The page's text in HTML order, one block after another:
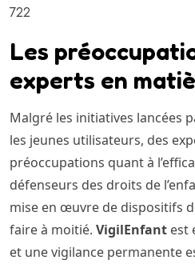
722
Les
experts en
Malgré les initiatives lancées
les jeunes utilisateurs, des
préoccupations quant à
défenseurs des droits de
mise en œuvre de dispositifs
faire à moitié. VigilEnfant est
et une vigilance permanente